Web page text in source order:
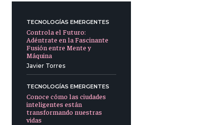
TECNOLOGÍAS EMERGENTES
Controla el Futuro:
Adéntrate en la Fascinante
Fusión entre Mente y
Máquina
Javier Torres
TECNOLOGÍAS EMERGENTES
Conoce cómo las ciudades
inteligentes están
transformando nuestras
vidas